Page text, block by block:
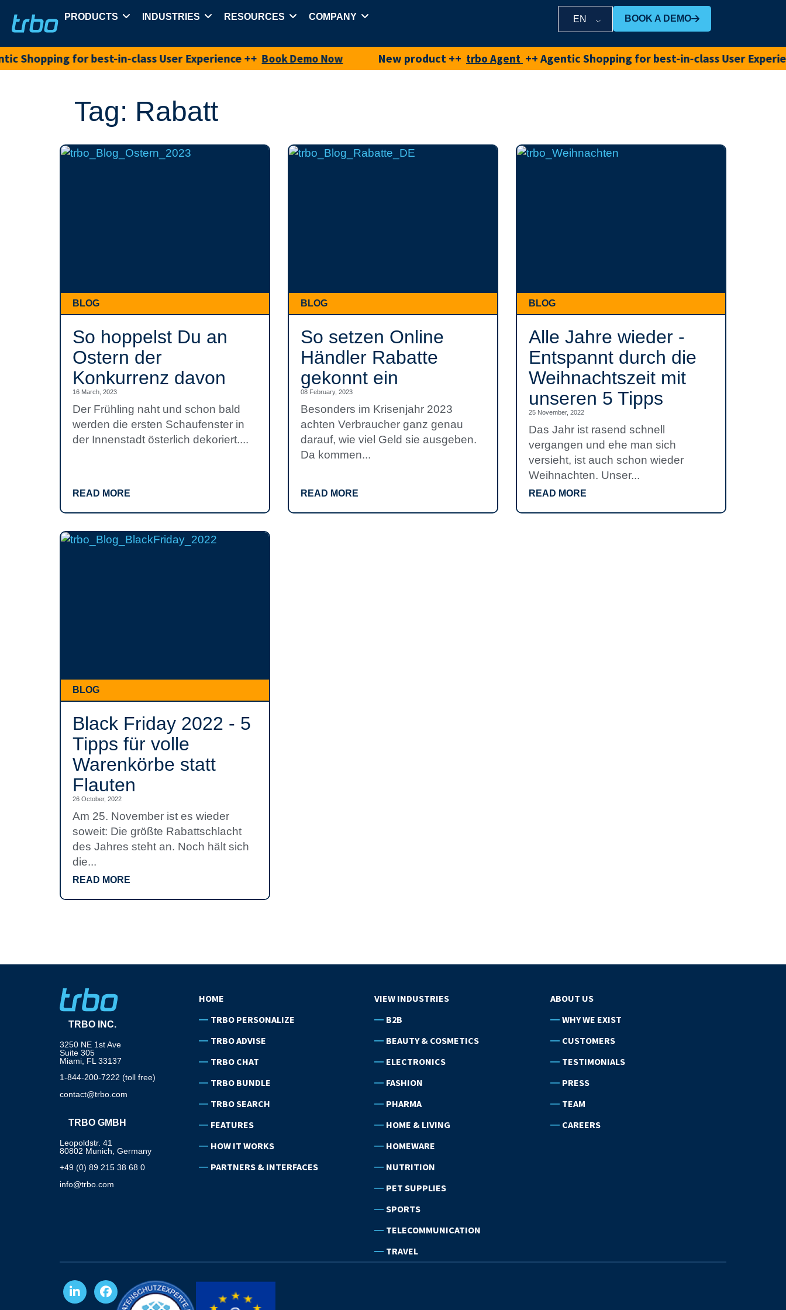
PRODUCTS INDUSTRIES RESOURCES COMPANY EN BOOK A DEMO
for best-in-class User Experience ++Book Demo Now New product ++trbo Agent++ Agentic Shopping for best-in-class User Experience
Tag: Rabatt
BLOG
So hoppelst Du an
Ostern der
Konkurrenz davon
16 March, 2023
Der Frühling naht und schon bald
werden die ersten Schaufenster in
der Innenstadt österlich dekoriert....
READ MORE
BLOG
So setzen Online
Händler Rabatte
gekonnt ein
08 February, 2023
Besonders im Krisenjahr 2023
achten Verbraucher ganz genau
darauf, wie viel Geld sie ausgeben.
Da kommen...
READ MORE
BLOG
Alle Jahre wieder -
Entspannt durch die
Weihnachtszeit mit
unseren 5 Tipps
25 November, 2022
Das Jahr ist rasend schnell
vergangen und ehe man sich
versieht, ist auch schon wieder
Weihnachten. Unser...
READ MORE
BLOG
Black Friday 2022 - 5
Tipps für volle
Warenkörbe statt
Flauten
26 October, 2022
Am 25. November ist es wieder
soweit: Die größte Rabattschlacht
des Jahres steht an. Noch hält sich
die...
READ MORE
TRBO INC.
3250 NE 1st Ave
Suite 305
Miami, FL 33137
1-844-200-7222 (toll free)
contact@trbo.com
TRBO GMBH
Leopoldstr. 41
80802 Munich, Germany
+49 (0) 89 215 38 68 0
info@trbo.com
HOME
TRBO PERSONALIZE
TRBO ADVISE
TRBO CHAT
TRBO BUNDLE
TRBO SEARCH
FEATURES
HOW IT WORKS
PARTNERS & INTERFACES
VIEW INDUSTRIES
B2B
BEAUTY & COSMETICS
ELECTRONICS
FASHION
PHARMA
HOME & LIVING
HOMEWARE
NUTRITION
PET SUPPLIES
SPORTS
TELECOMMUNICATION
TRAVEL
ABOUT US
WHY WE EXIST
CUSTOMERS
TESTIMONIALS
PRESS
TEAM
CAREERS